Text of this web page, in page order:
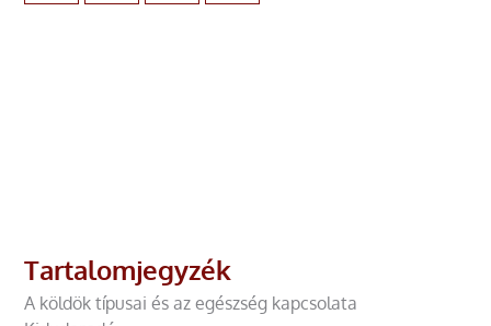
Tartalomjegyzék
A köldök típusai és az egészség kapcsolata